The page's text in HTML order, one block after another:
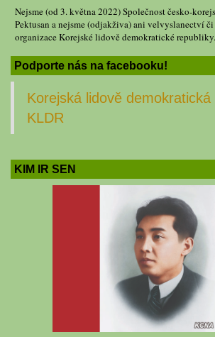
Nejsme (od 3. května 2022) Společnost česko-
Pektusan a nejsme (odjakživa) ani velvyslanectví
organizace Korejské lidově demokratické republiky.
Podporte nás na facebooku!
Korejská lidově demokratická
KLDR
KIM IR SEN